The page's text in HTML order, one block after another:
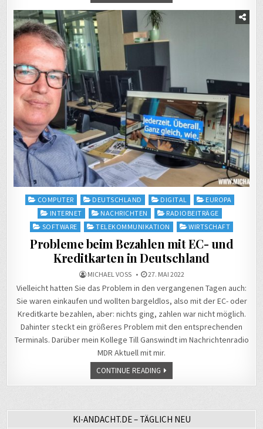
PostedCOMPUTER DEUTSCHLAND DIGITAL
EUROPA
INTERNET
NACHRICHTEN
RADIOBEITRÄGE
SOFTWARE
TELEKOMMUNIKATION WIRTSCHAFT
Probleme beim Bezahlen mit EC- und
Kreditkarten in Deutschland
MICHAEL VOSS 27. MAI 2022
Vielleicht hatten Sie das Problem in den vergangenen Tagen auch:
Sie waren einkaufen und wollten bargeldlos, also mit der EC- oder
Kreditkarte bezahlen, aber: nichts ging, zahlen war nicht möglich.
Dahinter steckt ein größeres Problem mit den entsprechenden
Terminals. Darüber mein Kollege Till Ganswindt im Nachrichtenradio
MDR Aktuell mit mir.
CONTINUE READING
KI-ANDACHT.DE – TÄGLICH NEU